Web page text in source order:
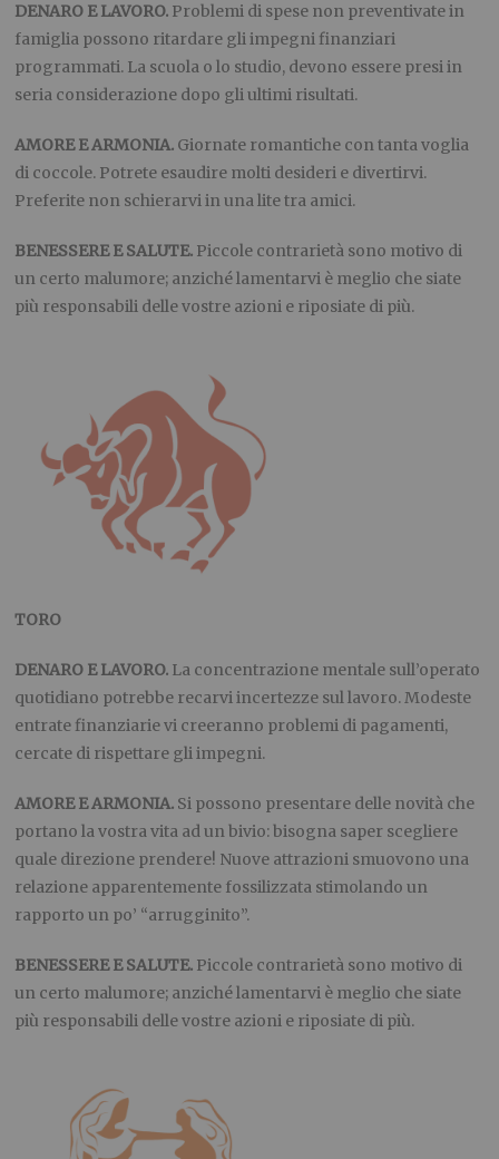
DENARO E LAVORO. Problemi di spese non preventivate in
famiglia possono ritardare gli impegni finanziari
programmati. La scuola o lo studio, devono essere presi in
seria considerazione dopo gli ultimi risultati.
AMORE E ARMONIA. Giornate romantiche con tanta voglia
di coccole. Potrete esaudire molti desideri e divertirvi.
Preferite non schierarvi in una lite tra amici.
BENESSERE E SALUTE. Piccole contrarietà sono motivo di
un certo malumore; anziché lamentarvi è meglio che siate
più responsabili delle vostre azioni e riposiate di più.
TORO
DENARO E LAVORO. La concentrazione mentale sull’operato
quotidiano potrebbe recarvi incertezze sul lavoro. Modeste
entrate finanziarie vi creeranno problemi di pagamenti,
cercate di rispettare gli impegni.
AMORE E ARMONIA. Si possono presentare delle novità che
portano la vostra vita ad un bivio: bisogna saper scegliere
quale direzione prendere! Nuove attrazioni smuovono una
relazione apparentemente fossilizzata stimolando un
rapporto un po’ “arrugginito”.
BENESSERE E SALUTE. Piccole contrarietà sono motivo di
un certo malumore; anziché lamentarvi è meglio che siate
più responsabili delle vostre azioni e riposiate di più.